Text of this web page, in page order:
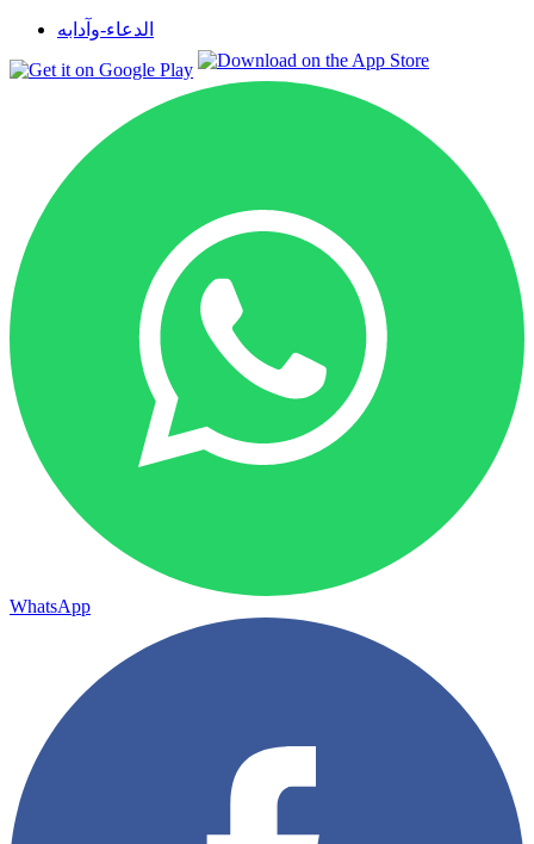
الدعاء-وآدابه
WhatsApp